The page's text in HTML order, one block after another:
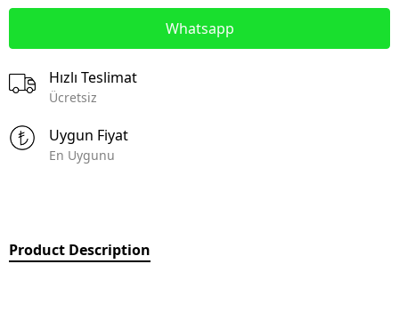
Whatsapp
Hızlı Teslimat
Ücretsiz
Uygun Fiyat
En Uygunu
Product Description